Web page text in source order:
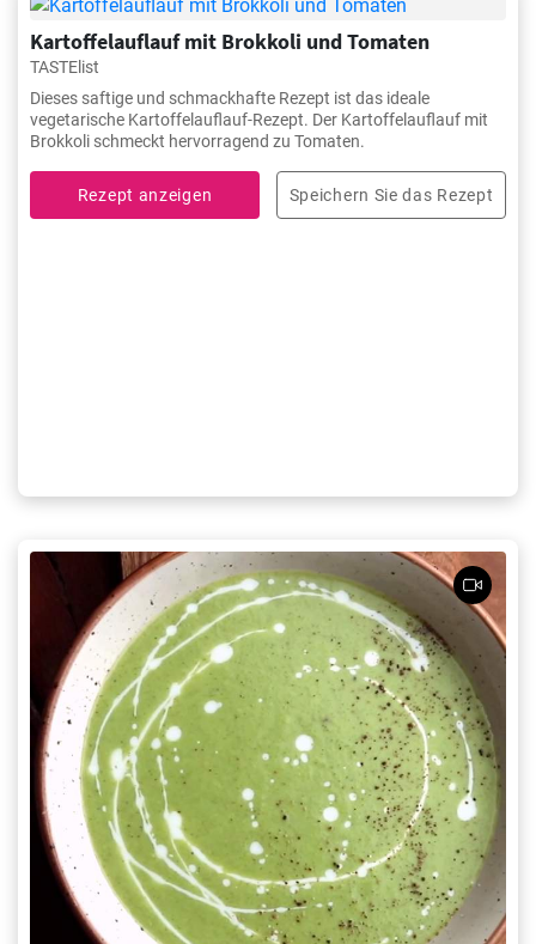
Kartoffelauflauf mit Brokkoli und Tomaten
TASTElist
Dieses saftige und schmackhafte Rezept ist das ideale
vegetarische Kartoffelauflauf-Rezept. Der Kartoffelauflauf mit
Brokkoli schmeckt hervorragend zu Tomaten.
Rezept anzeigen Speichern Sie das Rezept